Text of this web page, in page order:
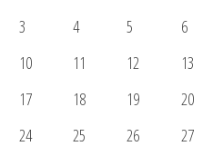
3
4 5 6
10
11 12 13
17
18 19 20
24
25 26 27